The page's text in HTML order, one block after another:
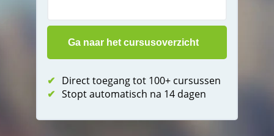
✔ Direct toegang tot 100+ cursussen
✔ Stopt automatisch na 14 dagen